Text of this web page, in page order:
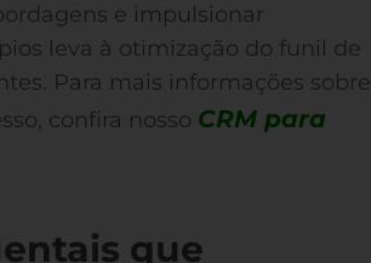
e impulsionar
leva à otimização do funil de
Para mais informações sobre
confira nosso CRM para
que